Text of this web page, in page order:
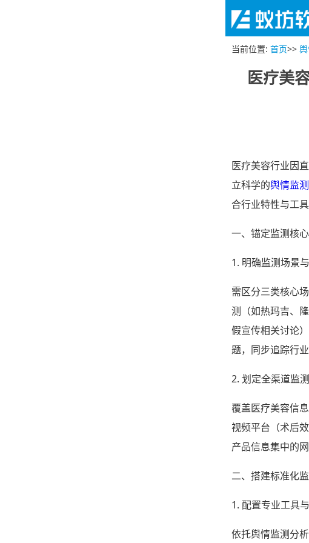
当前位置: 首页>>
医疗美
医疗美容行业因
立科学的舆情监测
合行业特性与工
一、锚定监测核
1. 明确监测场景
需区分三类核心
测（如热玛吉、
假宣传相关讨论
题，同步追踪行
2. 划定全渠道监
覆盖医疗美容信
视频平台（术后
产品信息集中的
二、搭建标准化
1. 配置专业工具
依托舆情监测分